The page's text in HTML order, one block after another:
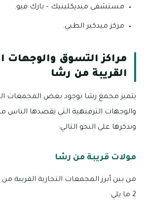
مستشفى ميديكلينيك – بارك فيو.
مركز ميدكير الطبي.
مراكز التسوق والوجهات
القريبة من رشا
يتميز مجمع رشا بوجود بعض المجمعات
والوجهات الترفيهية التي يقصدها الناس
ونذكرها على النحو التالي:
مولات قريبة من رشا
من بين أبرز المجمعات التجارية القريبة من
2 ما يلي: